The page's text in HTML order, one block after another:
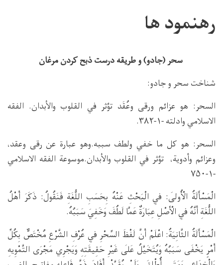
رهنمود ها
سحر (جادو) و طریقه درست ذبح کردن مرغان
شناخت سحر و جادو:
السحر: هو عزائم ورقى وعُقَد تؤثر في القلوب والأبدان. الفقه
الاسلامي وادلته -۱-۳۸۲.
السحر: هو كل ما خفي ولطف سببه.وهو عبارة عن رقى وعقد،
وعزائم وأدوية، تؤثر في القلوب والأبدان.موسوعة الفقه الاسلامي
-۱-۷۵۰
الْمَسْأَلَةُ الْأُولَى: فِي الْبَحْثِ عَنْهُ بِحَسَبِ اللُّغَةِ فَنَقُولُ: ذَكَرَ أَهْلُ
اللُّغَةِ أَنَّهُ فِي الْأَصْلِ عِبَارَةٌ عَمَّا لَطُفَ وَخَفِيَ سَبَبُهُ.
الْمَسْأَلَةُ الثَّانِيَةُ: اعْلَمْ أَنَّ لَفْظَ السِّحْرِ فِي عُرْفِ الشَّرْعِ مُخْتَصٌّ بِكُلِّ
أَمْرٍ يَخْفَى سَبَبُهُ وَيُتَخَيَّلُ عَلَى غَيْرِ حَقِيقَتِهِ وَيَجْرِي مَجْرَى التَّمْوِيهِ